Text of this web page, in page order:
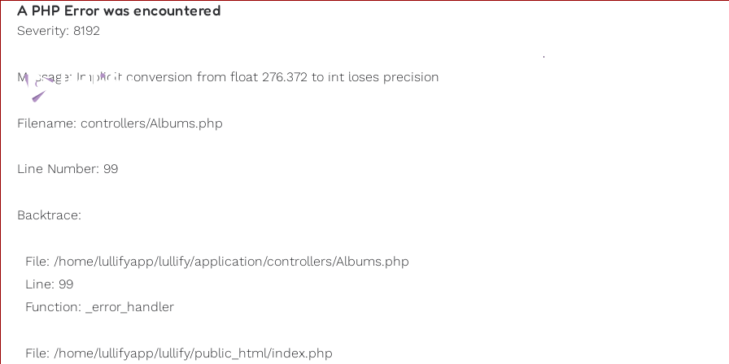
A PHP Error was encountered
Severity: 8192
Message: Implicit conversion from float 276.372 to int loses precision
Filename: controllers/Albums.php
Line Number: 99
Backtrace:
File: /home/lullifyapp/lullify/application/controllers/Albums.php
Line: 99
Function: _error_handler
File: /home/lullifyapp/lullify/public_html/index.php
Playlists